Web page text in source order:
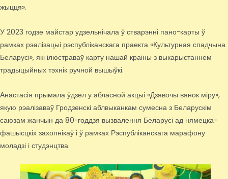
жыцця».
У 2023 годзе майстар удзельнічала ў стварэнні пано-карты ў
рамках рэалізацыі рэспубліканскага праекта «Культурная спадчына
Беларусі», які ілюстраваў карту нашай краіны з выкарыстаннем
традыцыйных тэхнік ручной вышыўкі.
Анастасія прымала ўдзел у абласной акцыі «Дзявочы вянок міру»,
якую рэалізаваў Гродзенскі аблвыканкам сумесна з Беларускім
саюзам жанчын да 80-годдзя вызвалення Беларусі ад нямецка-
фашысцкіх захопнікаў і ў рамках Рэспубліканскага марафону
моладзі і студэнцтва.